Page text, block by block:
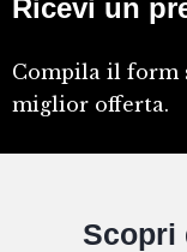
Ricevi un
Compila il form
miglior offerta.
Scopri